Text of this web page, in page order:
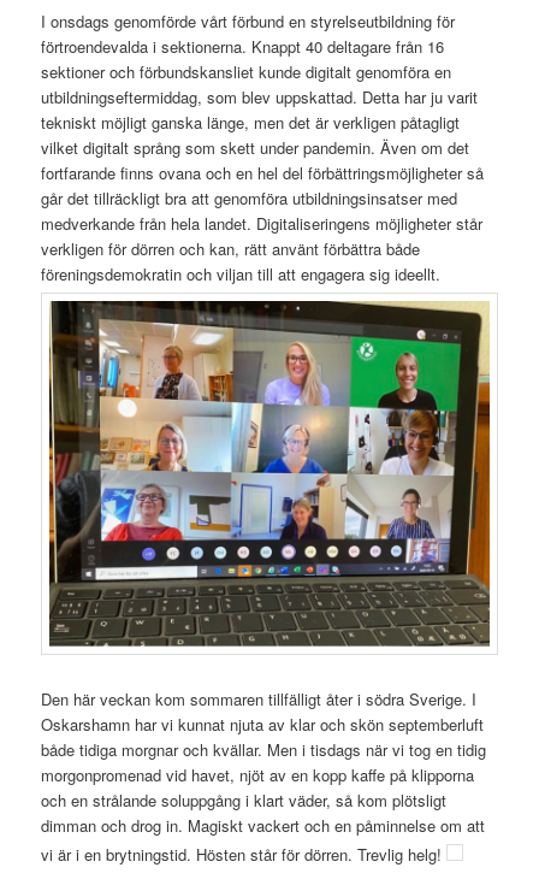
I onsdags genomförde vårt förbund en styrelseutbildning för
förtroendevalda i sektionerna. Knappt 40 deltagare från 16
sektioner och förbundskansliet kunde digitalt genomföra en
utbildningseftermiddag, som blev uppskattad. Detta har ju varit
tekniskt möjligt ganska länge, men det är verkligen påtagligt
vilket digitalt språng som skett under pandemin. Även om det
fortfarande finns ovana och en hel del förbättringsmöjligheter så
går det tillräckligt bra att genomföra utbildningsinsatser med
medverkande från hela landet. Digitaliseringens möjligheter står
verkligen för dörren och kan, rätt använt förbättra både
föreningsdemokratin och viljan till att engagera sig ideellt.
Den här veckan kom sommaren tillfälligt åter i södra Sverige. I
Oskarshamn har vi kunnat njuta av klar och skön septemberluft
både tidiga morgnar och kvällar. Men i tisdags när vi tog en tidig
morgonpromenad vid havet, njöt av en kopp kaffe på klipporna
och en strålande soluppgång i klart väder, så kom plötsligt
dimman och drog in. Magiskt vackert och en påminnelse om att
vi är i en brytningstid. Hösten står för dörren. Trevlig helg!